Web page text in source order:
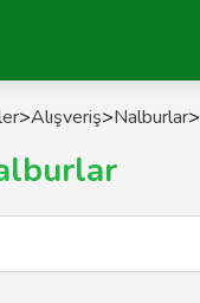
>Alışveriş>Nalburlar>